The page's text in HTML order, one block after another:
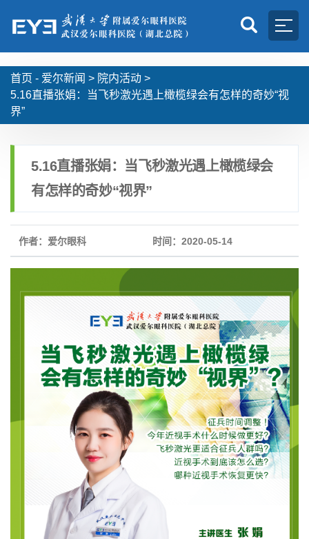
首页 - 爱尔新闻 > 院内活动 >
5.16直播张娟：当飞秒激光遇上橄榄绿会有怎样的奇妙“视
界”
5.16直播张娟：当飞秒激光遇上橄榄绿会
有怎样的奇妙“视界”
作者：爱尔眼科 时间：2020-05-14